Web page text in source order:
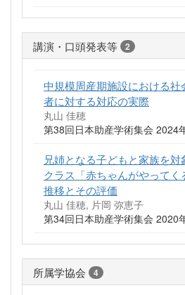
講演・口頭発表等 2
中規模周産期施設における社
者に対する対応の実際
丸山 佳穂
第38回日本助産学術集会 2024
兄姉となる子どもと家族を
クラス「赤ちゃんがやって
推移とその評価
丸山 佳穂, 片岡 弥恵子
第34回日本助産学術集会 2020
所属学協会 4